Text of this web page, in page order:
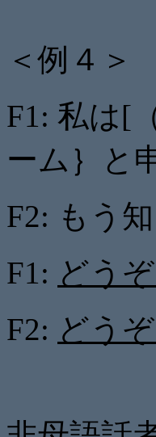
＜例４＞
F1: 私は[
ーム｝と
F2: もう
F1: どう
F2: どう